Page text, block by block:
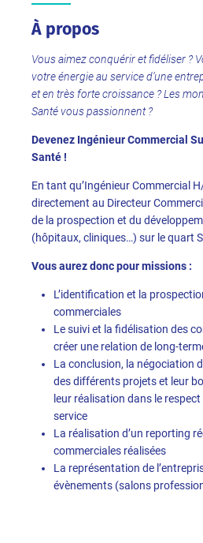
À propos
Vous aimez conquérir et fidéliser ?
votre énergie au service d’une
et en très forte croissance ? Les
Santé vous passionnent ?
Devenez Ingénieur Commercial
Santé !
En tant qu’Ingénieur Commercial
directement au Directeur
de la prospection et du
(hôpitaux, cliniques…) sur le quart
Vous aurez donc pour missions :
L’identification et la
commerciales
Le suivi et la fidélisation des
créer une relation de long-
La conclusion, la négociation
des différents projets et leur
leur réalisation dans le
service
La réalisation d’un reporting
commerciales réalisées
La représentation de
évènements (salons